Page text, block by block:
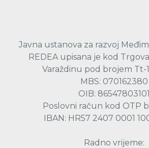
Javna ustanova za razvoj
REDEA upisana je kod
Varaždinu pod brojem Tt-
MBS: 070162380
OIB: 86547803101
Poslovni račun kod OTP
IBAN: HR57 2407 0001
Radno vrijeme: